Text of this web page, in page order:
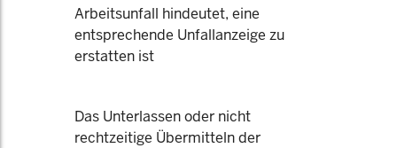
Arbeitsunfall hindeutet, eine
entsprechende Unfallanzeige zu
erstatten ist
Das Unterlassen oder nicht
rechtzeitige Übermitteln der